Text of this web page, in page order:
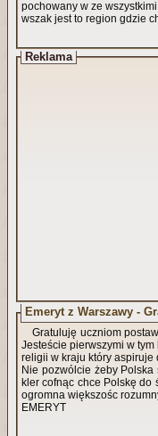
pochowany w ze
wszak jest to region gdzie
Reklama
Emeryt z Warszawy -
Gratuluję uczniom
Jesteście pierwszymi w
religii w kraju który
Nie pozwólcie żeby
kler cofnąc chce Polskę do
ogromna większośc
EMERYT